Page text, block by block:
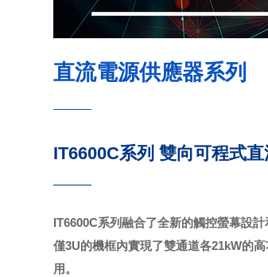
直流電源供應器系列
IT6600C系列 雙向可程式
IT6600C系列融合了全新的觸控螢幕設
僅3U的機框內實現了雙通道各21kW的
用。